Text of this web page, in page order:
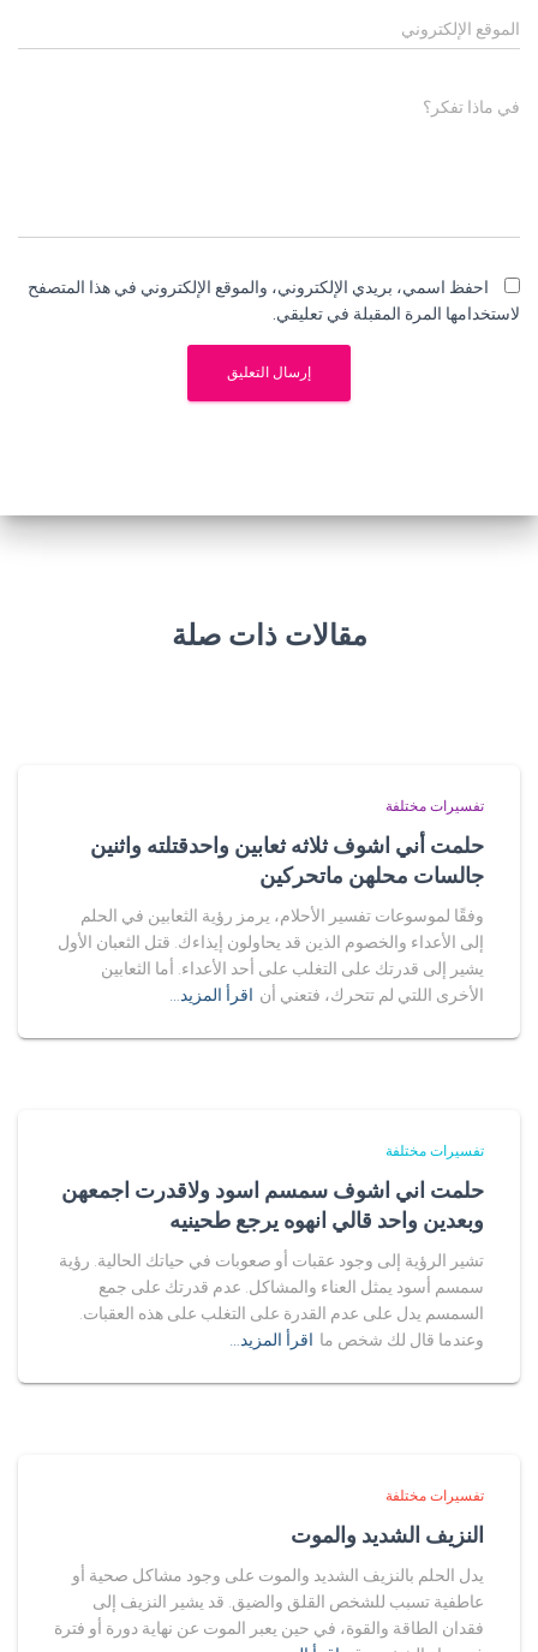
الموقع الإلكتروني
في ماذا تفكر؟
احفظ اسمي، بريدي الإلكتروني، والموقع الإلكتروني في هذا المتصفح
لاستخدامها المرة المقبلة في تعليقي.
مقالات ذات صلة
تفسيرات مختلفة
حلمت أني اشوف ثلاثه ثعابين واحدقتلته واثنين
جالسات محلهن ماتحركين
وفقًا لموسوعات تفسير الأحلام، يرمز رؤية الثعابين في الحلم
إلى الأعداء والخصوم الذين قد يحاولون إيذاءك. قتل الثعبان الأول
يشير إلى قدرتك على التغلب على أحد الأعداء. أما الثعابين
الأخرى اللتي لم تتحرك، فتعني أن اقرأ المزيد…
تفسيرات مختلفة
حلمت اني اشوف سمسم اسود ولاقدرت اجمعهن
وبعدين واحد قالي انهوه يرجع طحينيه
تشير الرؤية إلى وجود عقبات أو صعوبات في حياتك الحالية. رؤية
سمسم أسود يمثل العناء والمشاكل. عدم قدرتك على جمع
السمسم يدل على عدم القدرة على التغلب على هذه العقبات.
وعندما قال لك شخص ما اقرأ المزيد…
تفسيرات مختلفة
النزيف الشديد والموت
يدل الحلم بالنزيف الشديد والموت على وجود مشاكل صحية أو
عاطفية تسبب للشخص القلق والضيق. قد يشير النزيف إلى
فقدان الطاقة والقوة، في حين يعبر الموت عن نهاية دورة أو فترة